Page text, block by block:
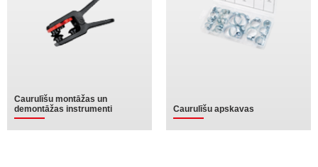
Caurulīšu montāžas un
demontāžas instrumenti
Caurulīšu apskavas